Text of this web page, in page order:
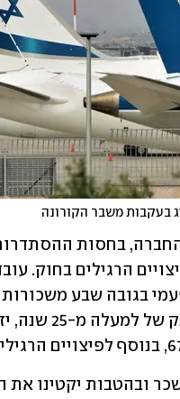
בעקבות משבר הקורונה